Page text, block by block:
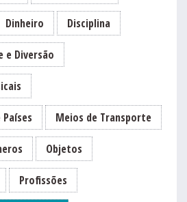
Dinheiro Disciplina
e Diversão
Meios de Transporte
Objetos
Profissões